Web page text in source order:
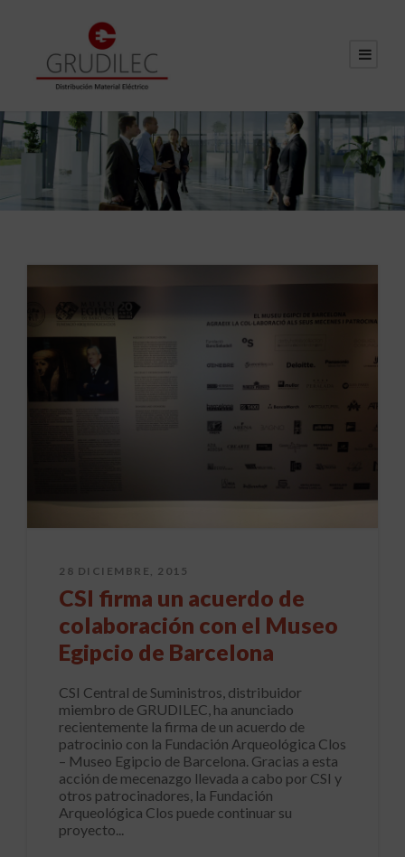
28 DICIEMBRE, 2015
CSI firma un acuerdo de
colaboración con el Museo
Egipcio de Barcelona
CSI Central de Suministros, distribuidor
miembro de GRUDILEC, ha anunciado
recientemente la firma de un acuerdo de
patrocinio con la Fundación Arqueológica Clos
– Museo Egipcio de Barcelona. Gracias a esta
acción de mecenazgo llevada a cabo por CSI y
otros patrocinadores, la Fundación
Arqueológica Clos puede continuar su
proyecto...